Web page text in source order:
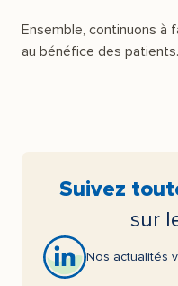
Ensemble, continuons à
au bénéfice des patients.
Suivez
sur
Nos actualités